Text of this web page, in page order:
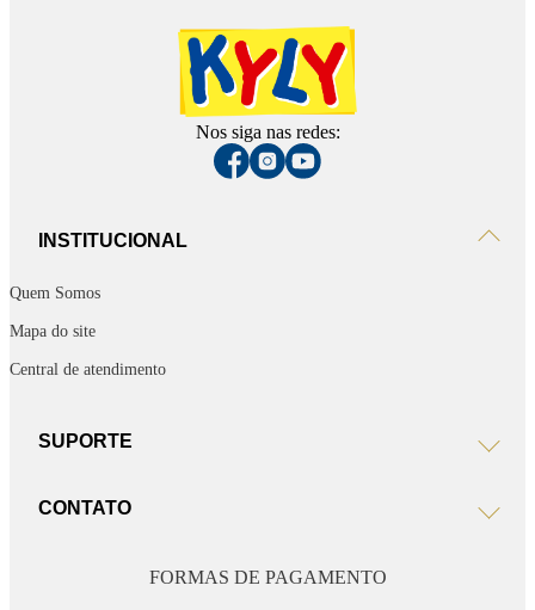
Nos siga nas redes:
INSTITUCIONAL
Quem Somos
Mapa do site
Central de atendimento
SUPORTE
CONTATO
FORMAS DE PAGAMENTO